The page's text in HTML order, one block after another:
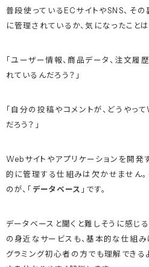
普段使っているECサイトやSNS、その裏側で膨大なデータがどのよう
に管理されているか、気になったこと
「ユーザー情報、商品データ、注文履
れているんだろう？」
「自分の投稿やコメントが、どうやっ
だろう？」
Webサイトやアプリケーションを開発
的に管理する仕組みは欠かせません
のが、「 データベース 」です。
データベースと聞くと難しそうに感じ
の身近なサービスも、基本的な仕組み
グラミング初心者の方でも理解できる